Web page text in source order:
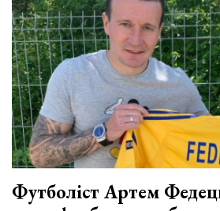
Футболіст Артем